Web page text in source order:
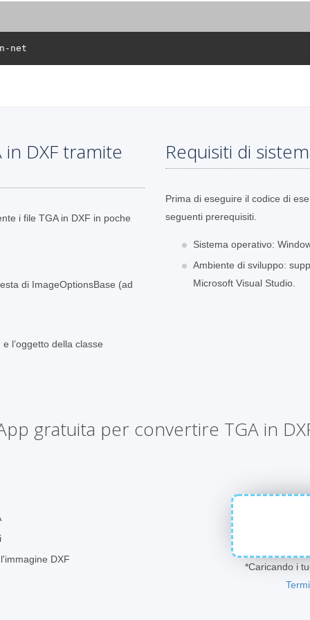
DXF tramite
i file TGA in DXF in poche
di ImageOptionsBase (ad
l’oggetto della classe
Requisiti di
Prima di eseguire il codice di
seguenti prerequisiti.
Sistema operativo:
Ambiente di sviluppo:
Microsoft Visual Studio.
gratuita per convertire TGA in
DXF
*Caricando i